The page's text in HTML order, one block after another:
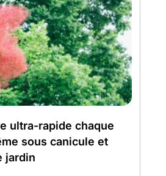
ultra-rapide chaque
sous canicule et
jardin